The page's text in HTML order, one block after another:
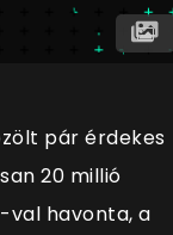
pár érdekes
20 millió
val havonta, a